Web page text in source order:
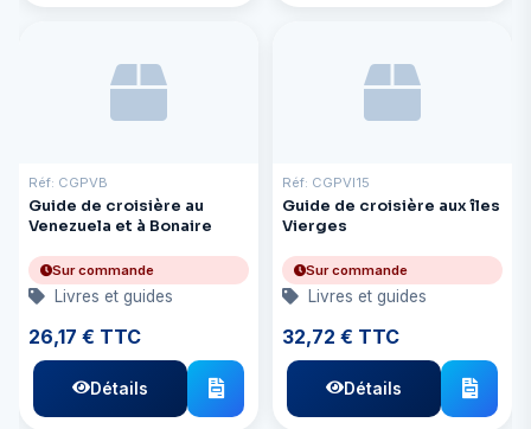
Réf: CGPVB
Guide de croisière au
Venezuela et à Bonaire
Sur commande
Livres et guides
26,17 € TTC
Détails
Réf: CGPVI15
Guide de croisière aux îles
Vierges
Sur commande
Livres et guides
32,72 € TTC
Détails